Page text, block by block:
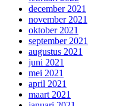
december 2021
november 2021
oktober 2021
september 2021
augustus 2021
juni 2021
mei 2021
april 2021
maart 2021